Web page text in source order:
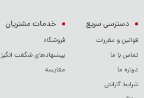
دسترسی سریع
قوانین و مقررات
تماس با ما
درباره ما
شرایط گارانتی
خدمات مشتریان
فروشگاه
پیشنهادهای شگفت انگیز
مقایسه